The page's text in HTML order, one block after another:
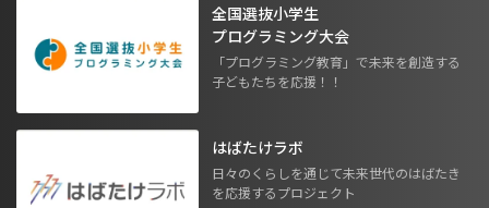
全国選抜小学生
プログラミング大会
「プログラミング教育」で未来を創造する
子どもたちを応援！！
はばたけラボ
日々のくらしを通じて未来世代のはばたき
を応援するプロジェクト